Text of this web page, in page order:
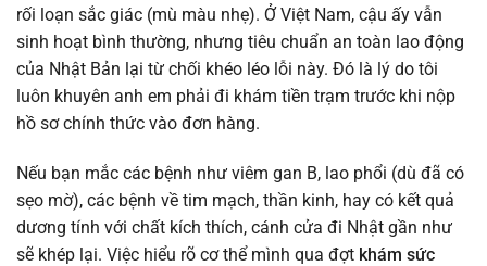
rối loạn sắc giác (mù màu nhẹ). Ở Việt Nam, cậu ấy vẫn
sinh hoạt bình thường, nhưng tiêu chuẩn an toàn lao động
của Nhật Bản lại từ chối khéo léo lỗi này. Đó là lý do tôi
luôn khuyên anh em phải đi khám tiền trạm trước khi nộp
hồ sơ chính thức vào đơn hàng.
Nếu bạn mắc các bệnh như viêm gan B, lao phổi (dù đã có
sẹo mờ), các bệnh về tim mạch, thần kinh, hay có kết quả
dương tính với chất kích thích, cánh cửa đi Nhật gần như
sẽ khép lại. Việc hiểu rõ cơ thể mình qua đợt khám sức